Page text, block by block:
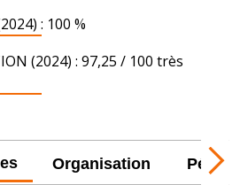
: 100 %
(2024) : 97,25 / 100 très
Organisation